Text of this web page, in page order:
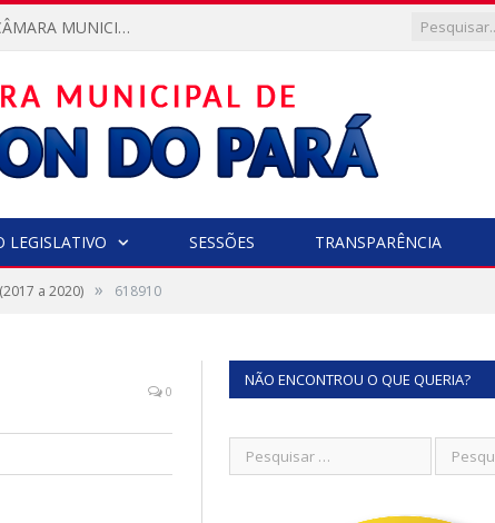
VEREADORA KEILA ASSUME A PRESIDÊNCIA DA CÂMARA MUNICIPAL.
LEGISLATIVO SESSÕES TRANSPARÊNCIA
(2017 a 2020) » 618910
0
NÃO ENCONTROU O QUE QUERIA?